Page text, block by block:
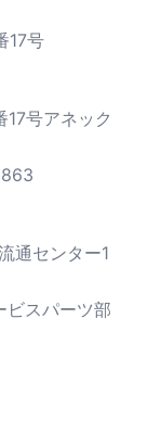
17号
号アネック
通センター1
スパーツ部